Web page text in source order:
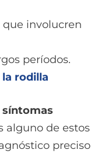
que involucren
períodos.
rodilla
alguno de estos
preciso